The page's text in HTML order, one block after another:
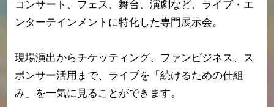
コンサート、フェス、舞台、演劇など、ライブ・エ
ンターテインメントに特化した専門展示会。
現場演出からチケッティング、ファンビジネス、ス
ポンサー活用まで、ライブを「続けるための仕組
み」を一気に見ることができます。